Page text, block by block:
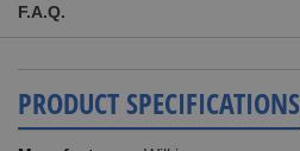
F.A.Q.
PRODUCT SPECIFICATIONS